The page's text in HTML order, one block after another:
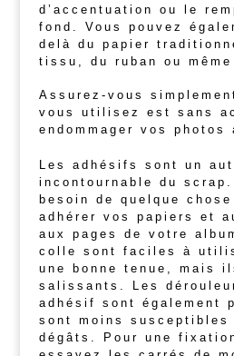
d’accentuation ou le
fond. Vous pouvez
delà du papier
tissu, du ruban ou même
Assurez-vous
vous utilisez est sans
endommager vos photos
Les adhésifs sont un
incontournable du scrap.
besoin de quelque
adhérer vos papiers et
aux pages de votre
colle sont faciles à
une bonne tenue, mais
salissants. Les
adhésif sont également
sont moins susceptibles
dégâts. Pour une